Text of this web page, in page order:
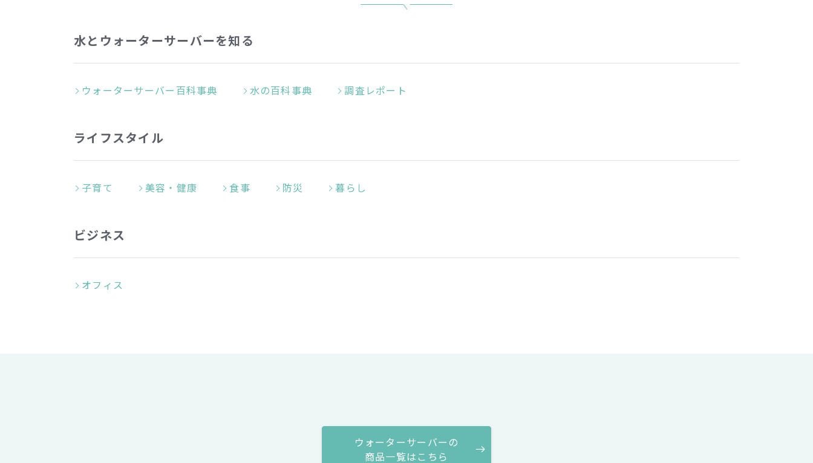
水とウォーターサーバーを知る
ウォーターサーバー百科事典 水の百科事典 調査レポート
ライフスタイル
子育て 美容・健康 食事 防災 暮らし
ビジネス
オフィス
ウォーターサーバーの
商品一覧はこちら